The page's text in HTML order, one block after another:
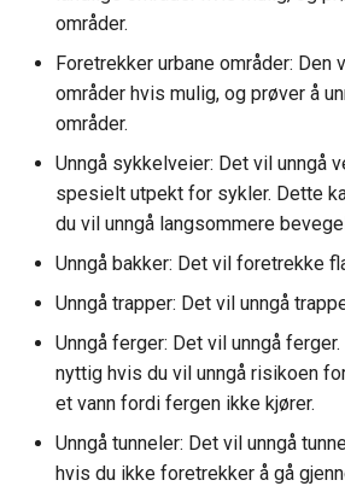
områder.
Foretrekker urbane områder: Den
områder hvis mulig, og prøver å
områder.
Unngå sykkelveier: Det vil unngå
spesielt utpekt for sykler. Dette
du vil unngå langsommere
Unngå bakker: Det vil foretrekke
Unngå trapper: Det vil unngå
Unngå ferger: Det vil unngå
nyttig hvis du vil unngå risikoen
et vann fordi fergen ikke kjører.
Unngå tunneler: Det vil unngå
hvis du ikke foretrekker å gå